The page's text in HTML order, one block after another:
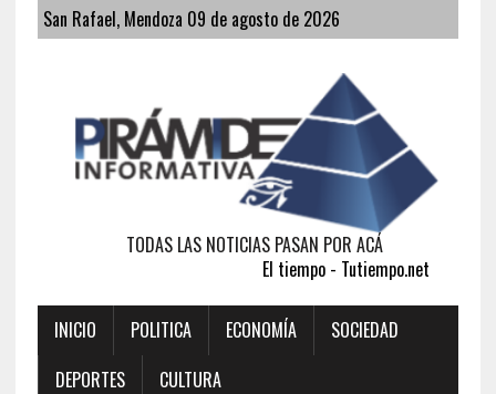
San Rafael, Mendoza 09 de agosto de 2026
TODAS LAS NOTICIAS PASAN POR ACÁ
El tiempo - Tutiempo.net
INICIO POLITICA ECONOMÍA
SOCIEDAD
DEPORTES
CULTURA